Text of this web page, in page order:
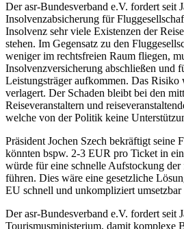
Der asr-Bundesverband e.V. fordert seit
Insolvenzabsicherung für
Insolvenz sehr viele Existenzen der
stehen. Im Gegensatz zu den
weniger im rechtsfreien Raum fliegen,
Insolvenzversicherung abschließen und
Leistungsträger aufkommen. Das Risiko
verlagert. Der Schaden bleibt bei den
Reiseveranstaltern und
welche von der Politik keine
Präsident Jochen Szech bekräftigt seine
könnten bspw. 2-3 EUR pro Ticket in
würde für eine schnelle Aufstockung der
führen. Dies wäre eine gesetzliche
EU schnell und unkompliziert umsetzbar
Der asr-Bundesverband e.V. fordert seit
Tourismusministerium, damit komplexe